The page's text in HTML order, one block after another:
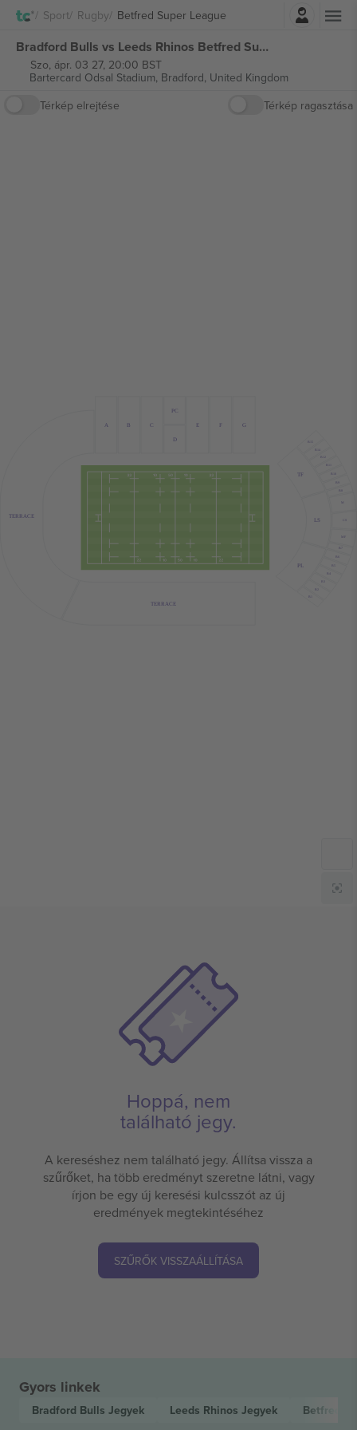
Sport Rugby Betfred Super League
Belépés
Bradford Bulls vs Leeds Rhinos Betfred Super League jegyek
Szo, ápr. 03 27, 20:00 BST
Bartercard Odsal Stadium, Bradford, United Kingdom
Térkép elrejtése
Térkép ragasztása
TERRACE
TERRACE
G
F
E
PC
C
B
A
D
LS
TF
PL
M
B12
B14
Hoppá, nem
található jegy.
A kereséshez nem található jegy. Állítsa vissza a
szűrőket, ha több eredményt szeretne látni, vagy
írjon be egy új keresési kulcsszót az új
eredmények megtekintéséhez
SZŰRŐK VISSZAÁLLÍTÁSA
Gyors linkek
Bradford Bulls Jegyek Leeds Rhinos Jegyek Betfred